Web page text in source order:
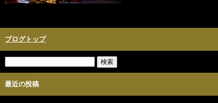
ブログトップ
最近の投稿